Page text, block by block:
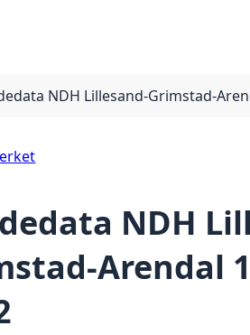
NDH Lillesand-Grimstad-
NDH
Arendal